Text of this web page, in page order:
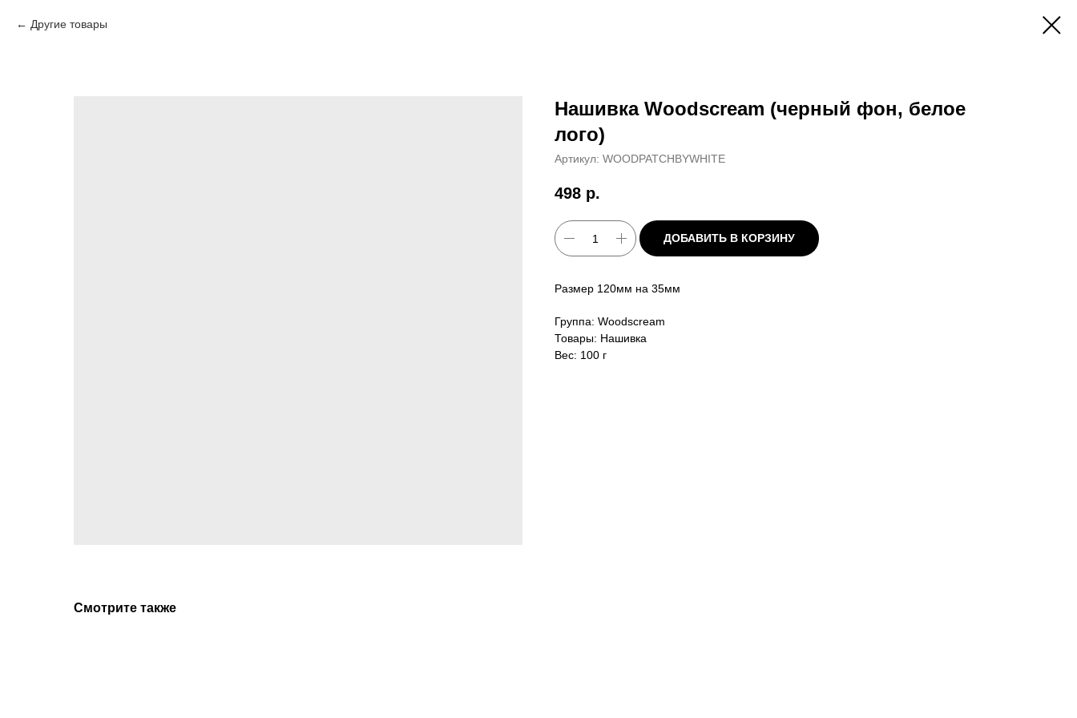
Другие товары
Нашивка Woodscream (черный фон, белое
лого)
Артикул: WOODPATCHBYWHITE
498 р.
ДОБАВИТЬ В КОРЗИНУ
Размер 120мм на 35мм
Группа: Woodscream
Товары: Нашивка
Вес: 100 г
Смотрите также